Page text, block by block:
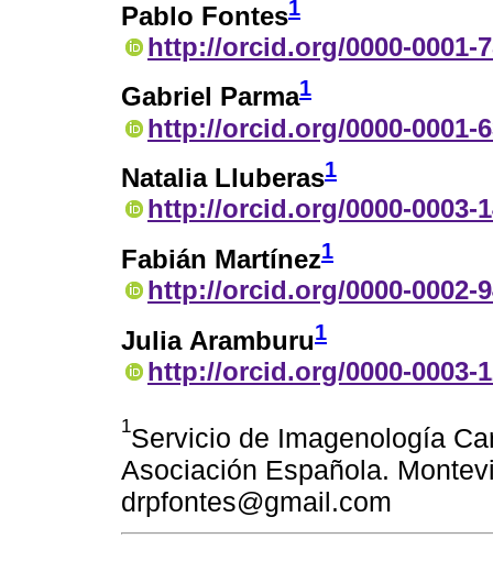
Pablo Fontes1
http://orcid.org/0000-0001-
Gabriel Parma1
http://orcid.org/0000-0001-
Natalia Lluberas1
http://orcid.org/0000-0003-
Fabián Martínez1
http://orcid.org/0000-0002-
Julia Aramburu1
http://orcid.org/0000-0003-
1Servicio de Imagenología
Asociación Española.
drpfontes@gmail.com